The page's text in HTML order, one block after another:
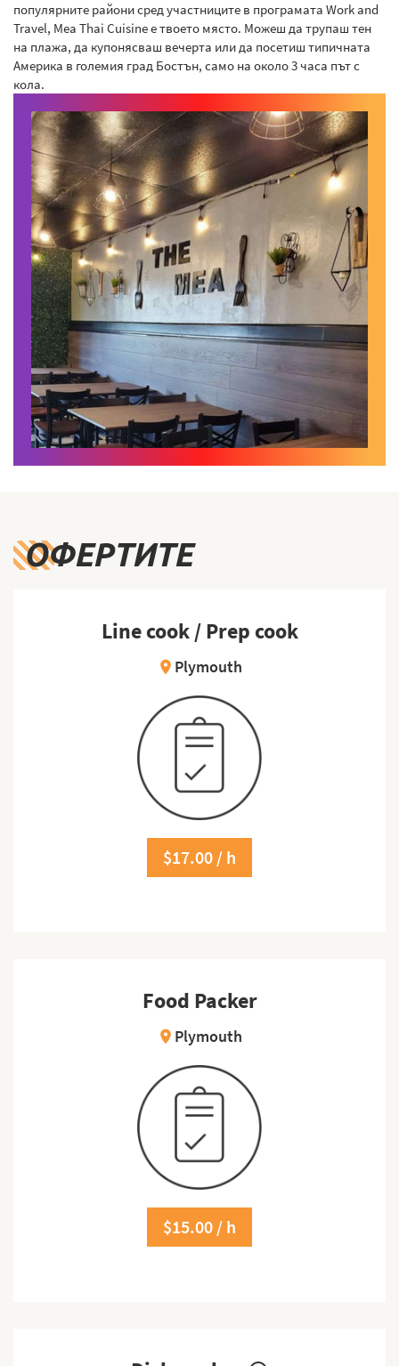
популярните райони сред участниците в програмата Work and
Travel, Mea Thai Cuisine е твоето място. Можеш да трупаш тен
на плажа, да купонясваш вечерта или да посетиш типичната
Америка в големия град Бостън, само на около 3 часа път с
кола.
ОФЕРТИТЕ
Line cook / Prep cook
location_on Plymouth
$17.00 / h
Food Packer
location_on Plymouth
$15.00 / h